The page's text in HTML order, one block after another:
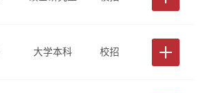
大学本科 校招